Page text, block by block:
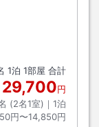
1泊 1部屋 合計
29,700円
(2名1室)｜ 1泊
円〜14,850円